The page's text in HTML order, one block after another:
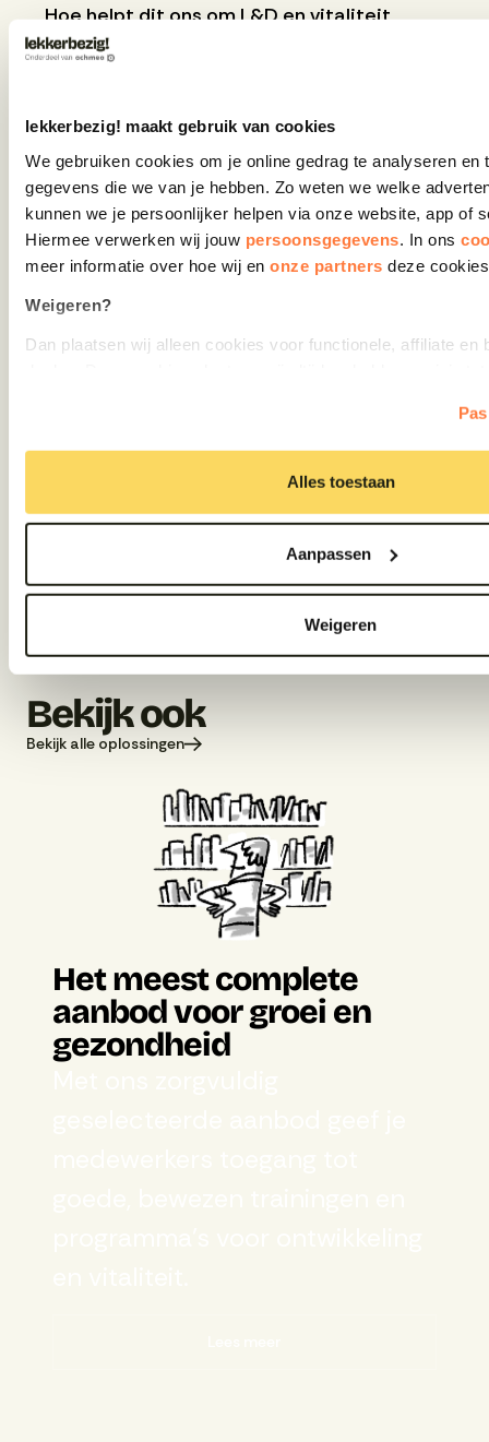
lekkerbezig! maakt gebruik van cookies
We gebruiken cookies om je online gedrag te analyseren en
gegevens die we van je hebben. Zo weten we welke
kunnen we je persoonlijker helpen via onze website, app of
Hiermee verwerken wij jouw persoonsgegevens . In ons
meer informatie over hoe wij en onze partners deze
Weigeren?
Dan plaatsen wij alleen cookies voor functionele, affiliate en
Dan geef je ons toestemming om ook cookies te plaatsen
Je bepaalt zelf voor welke doelen wij cookies mogen
Alles toestaan
Aanpassen
Weigeren
Hoe helpt dit ons om L&D en vitaliteit
strategischer te positioneren binnen de
Doordat ontwikkeling zichtbaar, meetbaar en
naar strategisch instrument. Je kunt aantonen
hoe budgetten bijdragen aan inzetbaarheid,
leiderschap en organisatieontwikkeling – en
daarmee het gesprek op directieniveau
versterken.
Wil jij ookalles op één
plek
toekomstbestendig maakt? Plan een demo in,
Bekijk ook
Bekijk alle oplossingen
Het meest complete
aanbod voor groei en
gezondheid